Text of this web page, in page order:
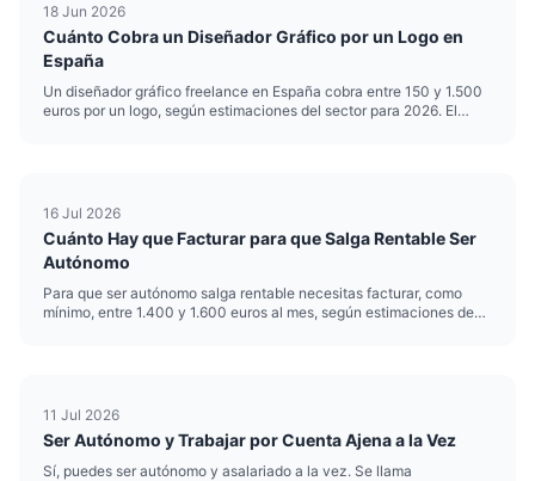
18 Jun 2026
Cuánto Cobra un Diseñador Gráfico por un Logo en
España
Un diseñador gráfico freelance en España cobra entre 150 y 1.500
euros por un logo, según estimaciones del sector para 2026. El
16 Jul 2026
Cuánto Hay que Facturar para que Salga Rentable Ser
Autónomo
Para que ser autónomo salga rentable necesitas facturar, como
mínimo, entre 1.400 y 1.600 euros al mes, según estimaciones de
11 Jul 2026
Ser Autónomo y Trabajar por Cuenta Ajena a la Vez
Sí, puedes ser autónomo y asalariado a la vez. Se llama